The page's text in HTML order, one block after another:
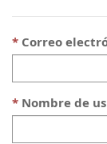
Correo
Nombre de